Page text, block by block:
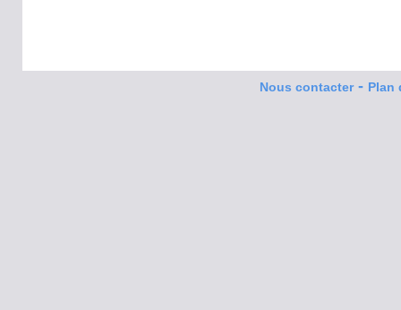
Nous contacter- Plan